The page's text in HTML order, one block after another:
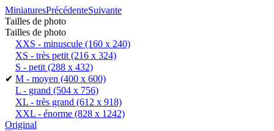
MiniaturesPrécédenteSuivante
Tailles de photo
Tailles de photo
XXS - minuscule (160 x 240)
XS - très petit(216 x 324)
S - petit(288 x 432)
✔ M - moyen (400 x 600)
L - grand (504 x 756)
XL - très grand (612 x 918)
XXL - énorme (828 x 1242)
Original